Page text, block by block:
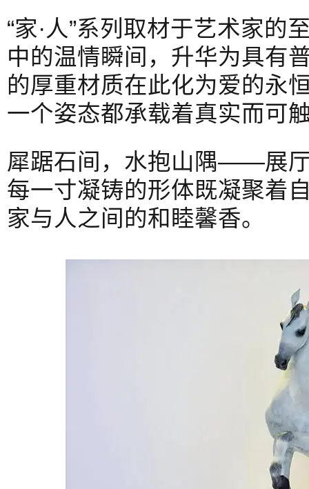
“家·人”系列取材于艺术家的
中的温情瞬间，升华为具有
的厚重材质在此化为爱的永
一个姿态都承载着真实而可
犀踞石间，水抱山隅——展
每一寸凝铸的形体既凝聚着
家与人之间的和睦馨香。